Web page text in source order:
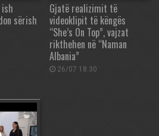
sërish
Gjatë realizimit të
videoklipit të këngës
“She’s On Top”, vajzat
rikthehen në “Naman
Albania”
26/07 18:30